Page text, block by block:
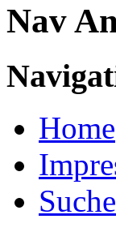
Nav
Home
Suche